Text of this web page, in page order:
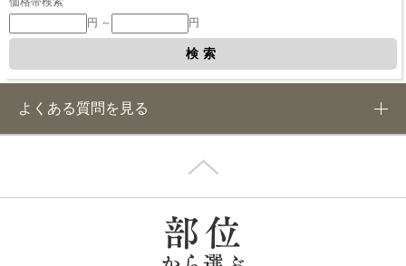
円 ～
円
よくある質問を見る